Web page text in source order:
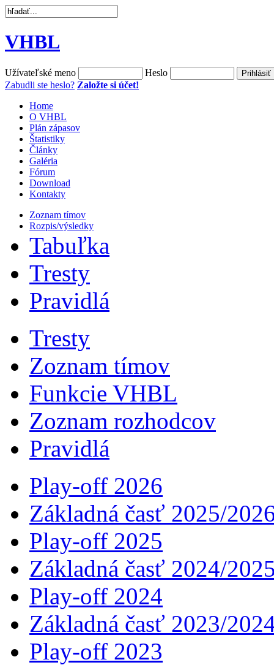
VHBL
Užívateľské meno
Heslo
Zabudli ste heslo? Založte si účet!
Home
O VHBL
Plán zápasov
Štatistiky
Články
Galéria
Fórum
Download
Kontakty
Zoznam tímov
Rozpis/výsledky
Tabuľka
Tresty
Pravidlá
Tresty
Zoznam tímov
Funkcie VHBL
Zoznam rozhodcov
Pravidlá
Play-off 2026
Základná časť 2025/
Play-off 2025
Základná časť 2024/
Play-off 2024
Základná časť 2023/
Play-off 2023